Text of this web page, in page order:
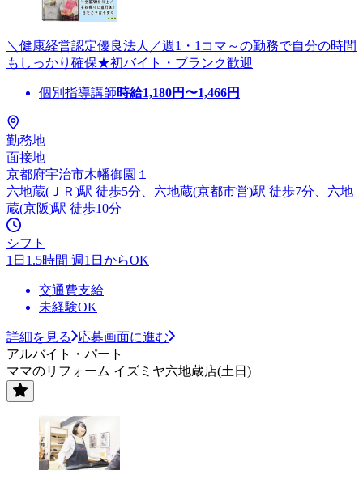
＼健康経営認定優良法人／週1・1コマ～の勤務で自分の時間
もしっかり確保★初バイト・ブランク歓迎
個別指導講師時給1,180円〜1,466円
勤務地
面接地
京都府宇治市木幡御園１
六地蔵(ＪＲ)駅 徒歩5分、六地蔵(京都市営)駅 徒歩7分、六地
蔵(京阪)駅 徒歩10分
シフト
1日1.5時間 週1日からOK
交通費支給
未経験OK
詳細を見る
応募画面に進む
アルバイト・パート
ママのリフォーム イズミヤ六地蔵店(土日)